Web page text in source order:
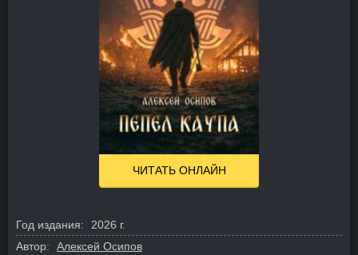
ЧИТАТЬ ОНЛАЙН
Год издания:
2026 г.
Автор:
Алексей Осипов